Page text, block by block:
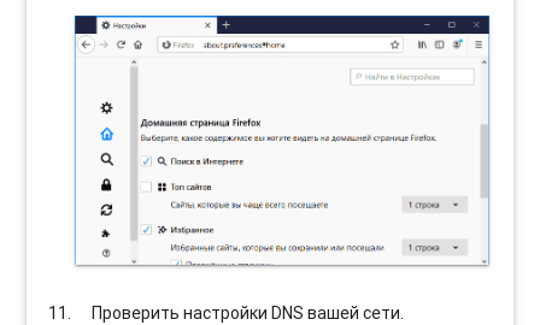
Проверить настройки DNS вашей сети.